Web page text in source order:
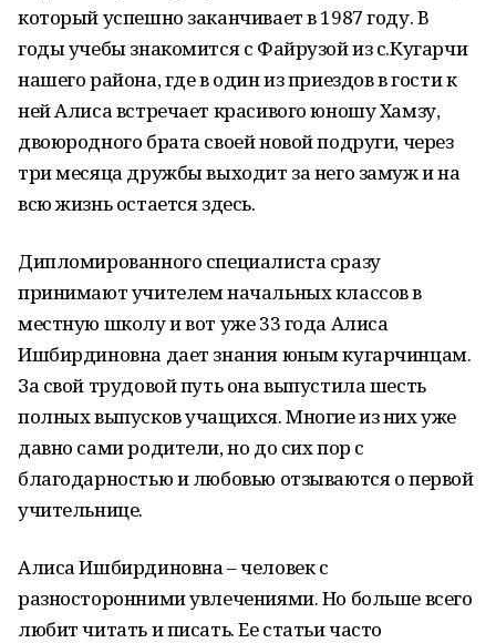
который успешно заканчивает в 1987 году. В
годы учебы знакомится с Файрузой из с.Кугарчи
нашего района, где в один из приездов в гости к
ней Алиса встречает красивого юношу Хамзу,
двоюродного брата своей новой подруги, через
три месяца дружбы выходит за него замуж и на
всю жизнь остается здесь.
Дипломированного специалиста сразу
принимают учителем начальных классов в
местную школу и вот уже 33 года Алиса
Ишбирдиновна дает знания юным кугарчинцам.
За свой трудовой путь она выпустила шесть
полных выпусков учащихся. Многие из них уже
давно сами родители, но до сих пор с
благодарностью и любовью отзываются о первой
учительнице.
Алиса Ишбирдиновна – человек с
разносторонними увлечениями. Но больше всего
любит читать и писать. Ее статьи часто